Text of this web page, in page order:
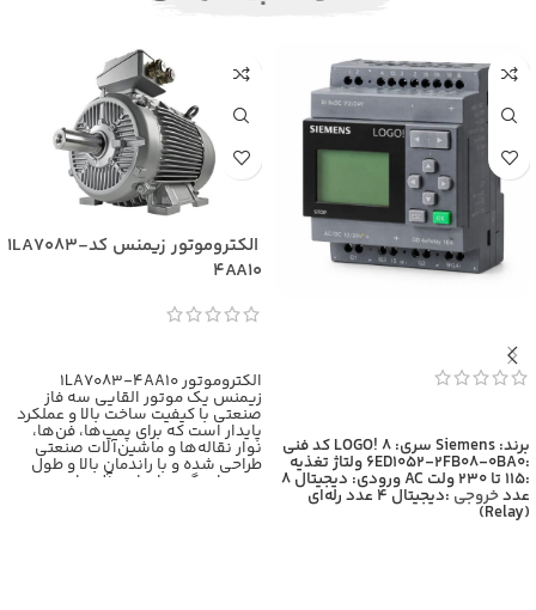
برند: Siemens سری: LOGO! 8 کد فنی
:6ED1052-2FB08-0BA0 ولتاژ تغذیه
:115 تا 230 ولت AC ورودی: دیجیتال 8
عددخروجی :دیجیتال 4 عدد رله‌ای
(Relay)
الکتروموتور زیمنس کد1LA7083-
4AA10
الکتروموتور 1LA7083-4AA10
زیمنس یک موتور القایی سه فاز
صنعتی با کیفیت ساخت بالا و عملکرد
پایدار است که برای پمپ‌ها، فن‌ها،
نوار نقاله‌ها و ماشین‌آلات صنعتی
طراحی شده و با راندمان بالا و طول
عمر زیاد، گزینه‌ای ایده‌آل برای